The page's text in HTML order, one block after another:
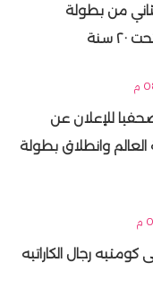
من بطولة
سنة
للإعلان عن
وانطلاق بطولة
رجال الكاراتيه